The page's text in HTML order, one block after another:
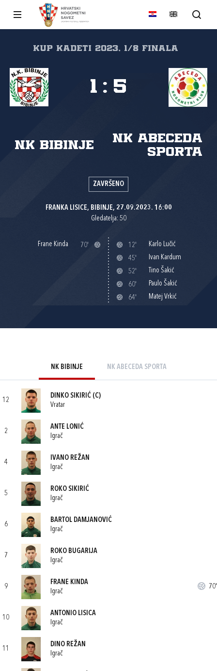
KUP KADETI 2023, 1/8 finala
NK Bibinje
NK Abeceda
sporta
1 : 5
ZAVRŠENO
FRANKA LISICE, BIBINJE, 27.09.2023. 16:00
Gledatelja: 50
Frane Kinda 70' 12'
Karlo Lučić
45'
Ivan Kardum
52'
Tino Šakić
60'
Paulo Šakić
64'
Matej Vrkić
NK BIBINJE NK ABECEDA SPORTA
12
DINKO SIKIRIĆ (C)
Vratar
2
ANTE LONIĆ
Igrač
4
IVANO REŽAN
Igrač
5
ROKO SIKIRIĆ
Igrač
6
BARTOL DAMJANOVIĆ
Igrač
7
ROKO BUGARIJA
Igrač
9
FRANE KINDA
Igrač
70'
10
ANTONIO LISICA
Igrač
11
DINO REŽAN
Igrač